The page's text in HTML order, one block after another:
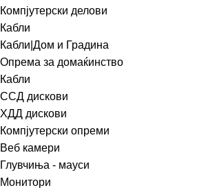
Компјутерски делови
Кабли
Кабли|Дом и Градина
Опрема за домаќинство
Кабли
ССД дискови
ХДД дискови
Компјутерски опреми
Веб камери
Глувчиња - мауси
Монитори